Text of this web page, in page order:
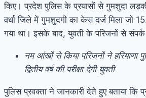
किए। प्रदेश पुलिस के प्रयासों से गुमशुदा
वर्धा जिले में गुमशुदगी का केस दर्ज मिला जो
गया था। इसके बाद, युवती के परिजनों से संपर्क
नम आंखों से किया परिजनों ने हरियाणा
द्वितीय वर्ष की परीक्षा देगी युवती
पुलिस प्रवक्ता ने जानकारी देते हुए बताया कि